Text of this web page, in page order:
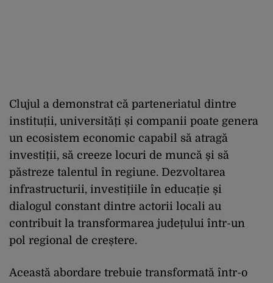
Clujul a demonstrat că parteneriatul dintre
instituții, universități și companii poate genera
un ecosistem economic capabil să atragă
investiții, să creeze locuri de muncă și să
păstreze talentul în regiune. Dezvoltarea
infrastructurii, investițiile în educație și
dialogul constant dintre actorii locali au
contribuit la transformarea județului într-un
pol regional de creștere.
Această abordare trebuie transformată într-o